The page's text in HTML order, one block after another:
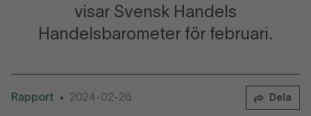
visar Svensk Handels
Handelsbarometer för februari.
Rapport • 2024-02-26 Dela